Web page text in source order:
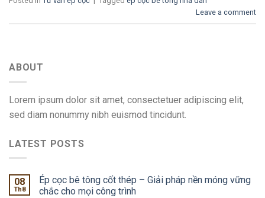
Leave a comment
ABOUT
Lorem ipsum dolor sit amet, consectetuer adipiscing elit,
sed diam nonummy nibh euismod tincidunt.
LATEST POSTS
08
Th8
Ép cọc bê tông cốt thép – Giải pháp nền móng vững
chắc cho mọi công trình